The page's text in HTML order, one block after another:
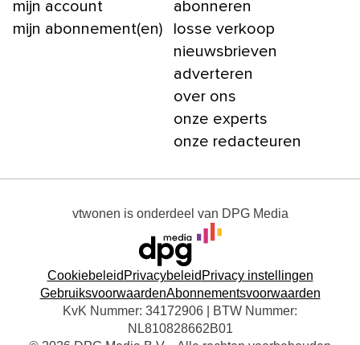
mijn account
mijn abonnement(en)
abonneren
losse verkoop
nieuwsbrieven
adverteren
over ons
onze experts
onze redacteuren
vtwonen is onderdeel van DPG Media
Cookiebeleid Privacybeleid Privacy instellingen
GebruiksvoorwaardenAbonnementsvoorwaarden
KvK Nummer: 34172906 | BTW Nummer:
NL810828662B01